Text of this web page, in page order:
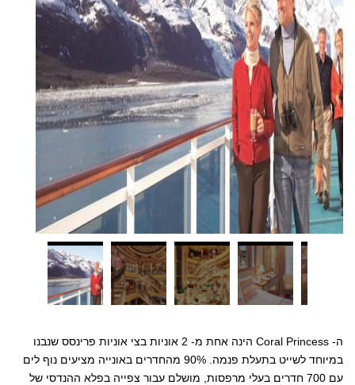
ה- Coral Princess הינה אחת מ- 2 אוניות בצי אוניות פרינסס שנבנו
במיוחד לשייט בתעלת פנמה. 90% מהחדרים באונייה מציעים נוף לים
עם 700 חדרים בעלי מרפסות, מושלם עבור צפייה בפלא ההנדסי של